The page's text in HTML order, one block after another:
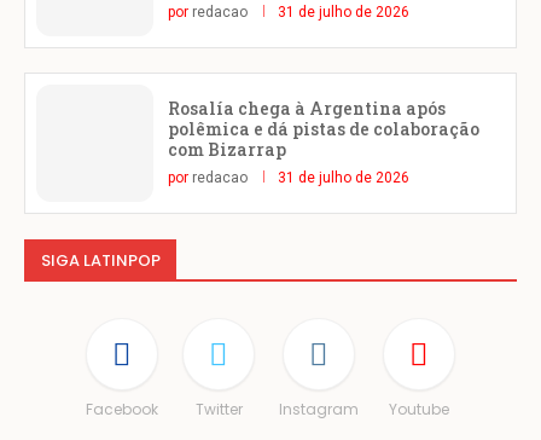
por redacao 31 de julho de 2026
Rosalía chega à Argentina após
polêmica e dá pistas de colaboração
com Bizarrap
por redacao 31 de julho de 2026
SIGA LATINPOP
Facebook Twitter Instagram Youtube